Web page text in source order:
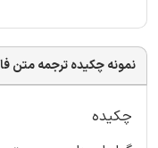
نمونه چکیده ترجمه متن
چکیده